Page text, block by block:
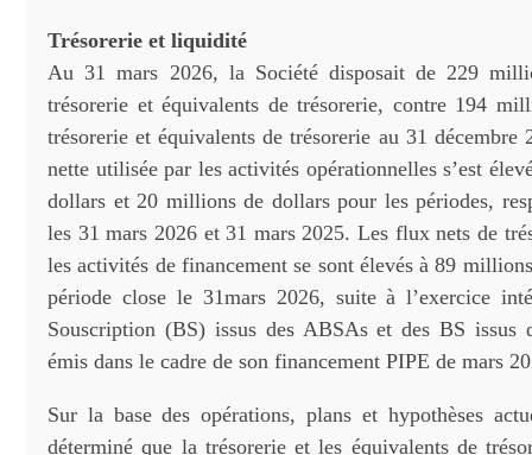
Trésorerie et liquidité
Au 31 mars 2026, la Société disposait de 229
trésorerie et équivalents de trésorerie, contre 194
trésorerie et équivalents de trésorerie au 31 décembre
nette utilisée par les activités opérationnelles s’est
dollars et 20 millions de dollars pour les périodes,
les 31 mars 2026 et 31 mars 2025. Les flux nets de
les activités de financement se sont élevés à 89
période close le 31mars 2026, suite à l’exercice
Souscription (BS) issus des ABSAs et des BS issus
émis dans le cadre de son financement PIPE de mars
Sur la base des opérations, plans et hypothèses
déterminé que la trésorerie et les équivalents de